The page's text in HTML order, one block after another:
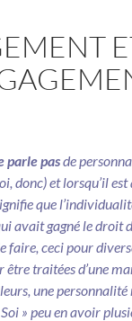
parle pasde
donc) et lorsqu’il
que
avait gagné le droit
faire, ceci pour
traitées d’une
une personnalité
» peu en avoir